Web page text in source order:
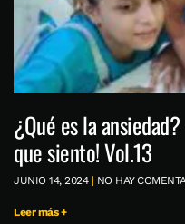
¿Qué es la
que siento! Vol.13
JUNIO 14, 2024 NO HAY
Leer más +